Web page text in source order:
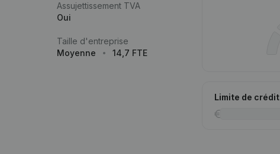
Assujettissement TVA
Oui
Taille d'entreprise
Moyenne
14,7 FTE
Limite de crédit